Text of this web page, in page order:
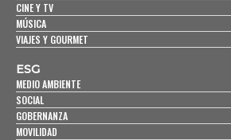
CINE Y TV
MÚSICA
VIAJES Y GOURMET
ESG
MEDIO AMBIENTE
SOCIAL
GOBERNANZA
MOVILIDAD